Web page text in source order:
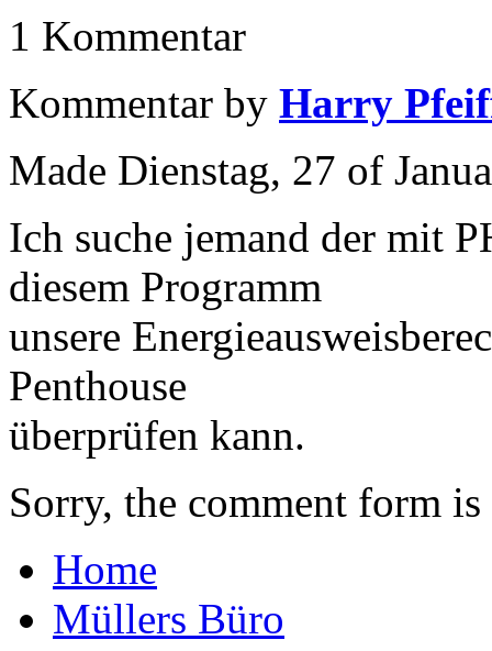
1 Kommentar
Kommentar by Harry
Made Dienstag, 27 of
Ich suche jemand der mit
diesem Programm
unsere
Penthouse
überprüfen kann.
Sorry, the comment form
Home
Müllers Büro